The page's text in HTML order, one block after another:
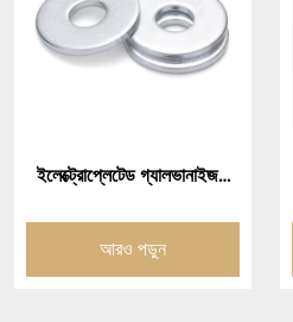
ইলেক্ট্রোপ্লেটেড গ্যালভানাইজড
আরও পড়ুন